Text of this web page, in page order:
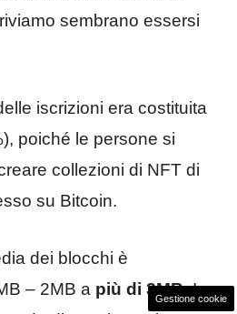
sembrano essersi
iscrizioni era costituita
poiché le persone si
collezioni di NFT di
su Bitcoin.
dei blocchi è
– 2MB a più di 3MB. In
Gestione cookie